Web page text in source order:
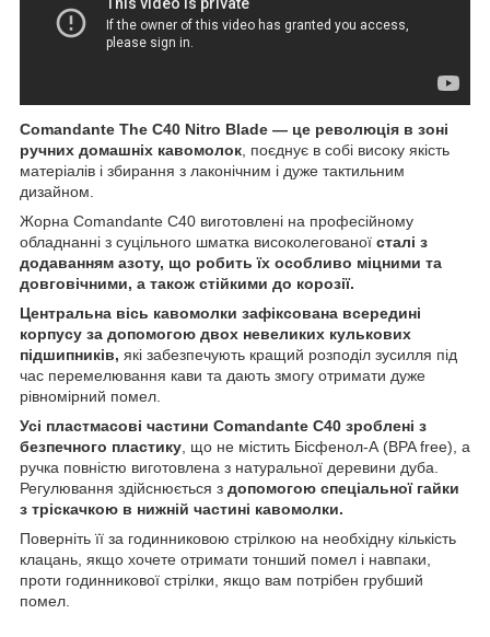
Comandante The C40 Nitro Blade — це революція в зоні
ручних домашніх кавомолок, поєднує в собі високу якість
матеріалів і збирання з лаконічним і дуже тактильним
дизайном.
Жорна Comandante C40 виготовлені на професійному
обладнанні з суцільного шматка високолегованої сталі з
додаванням азоту, що робить їх особливо міцними та
довговічними, а також стійкими до корозії.
Центральна вісь кавомолки зафіксована всередині
корпусу за допомогою двох невеликих кулькових
підшипників, які забезпечують кращий розподіл зусилля під
час перемелювання кави та дають змогу отримати дуже
рівномірний помел.
Усі пластмасові частини Comandante C40 зроблені з
безпечного пластику, що не містить Бісфенол-А (BPA free), а
ручка повністю виготовлена з натуральної деревини дуба.
Регулювання здійснюється з допомогою спеціальної гайки
з тріскачкою в нижній частині кавомолки.
Поверніть її за годинниковою стрілкою на необхідну кількість
клацань, якщо хочете отримати тонший помел і навпаки,
проти годинникової стрілки, якщо вам потрібен грубший
помел.